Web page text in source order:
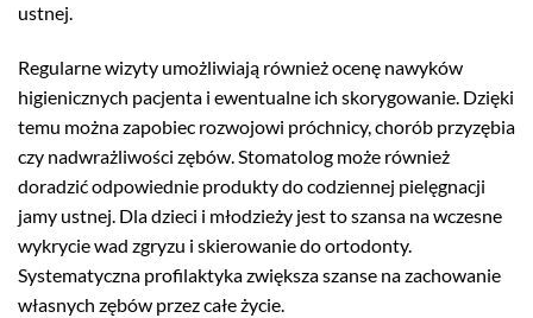
ustnej.
Regularne wizyty umożliwiają również ocenę nawyków
higienicznych pacjenta i ewentualne ich skorygowanie. Dzięki
temu można zapobiec rozwojowi próchnicy, chorób przyzębia
czy nadwrażliwości zębów. Stomatolog może również
doradzić odpowiednie produkty do codziennej pielęgnacji
jamy ustnej. Dla dzieci i młodzieży jest to szansa na wczesne
wykrycie wad zgryzu i skierowanie do ortodonty.
Systematyczna profilaktyka zwiększa szanse na zachowanie
własnych zębów przez całe życie.